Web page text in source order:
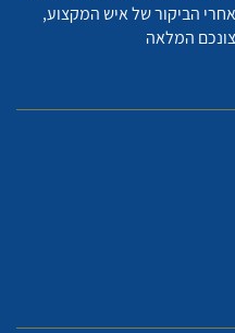
הביקור של איש המקצוע,
המלאה